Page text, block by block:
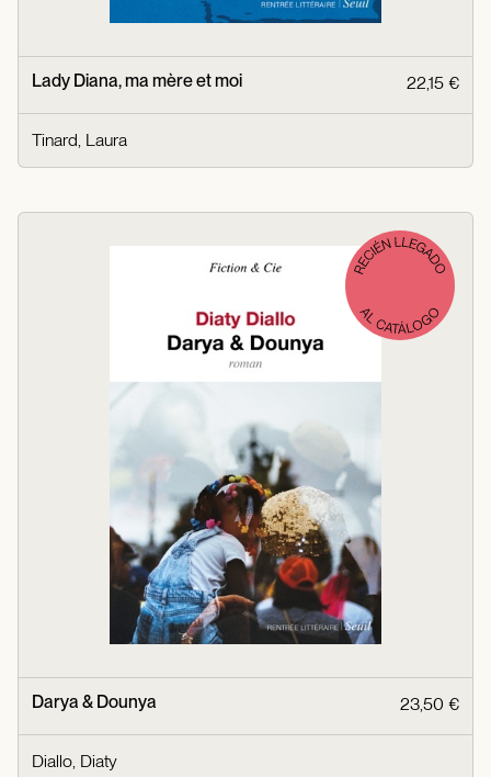
Lady Diana, ma mère et moi 22,15 €
Tinard, Laura
Darya & Dounya 23,50 €
Diallo, Diaty